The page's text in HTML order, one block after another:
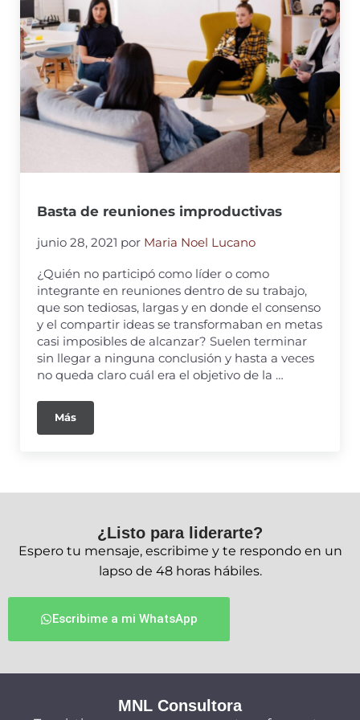
Basta de reuniones improductivas
junio 28, 2021 por Maria Noel Lucano
¿Quién no participó como líder o como
integrante en reuniones dentro de su trabajo,
que son tediosas, largas y en donde el consenso
y el compartir ideas se transformaban en metas
casi imposibles de alcanzar? Suelen terminar
sin llegar a ninguna conclusión y hasta a veces
no queda claro cuál era el objetivo de la …
Más
¿Listo para liderarte?
Espero tu mensaje, escribime y te respondo en un
lapso de 48 horas hábiles.
Escribime a mi WhatsApp
MNL Consultora